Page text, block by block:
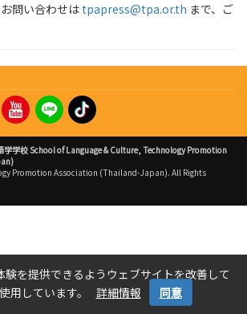
問い合わせは tpapress@tpa.or.th まで、ご
学学校School of Language & Culture, Technology Promotion
Promotion Association (Thailand-Japan). All Rights
験を提供できるようウェブサイトを改善して
用しています。
詳細情報 同意